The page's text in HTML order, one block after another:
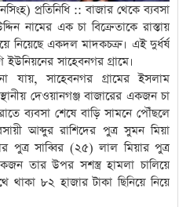
প্রতিনিধি :: বাজার থেকে ব্যবসা
নামের এক চা বিক্রেতাকে রাস্তায়
নিয়েছে একদল মাদকচক্র। এই দুর্ধর্ষ
সাহেবনগর গ্রামে।
যায়, সাহেবনগর গ্রামের ইসলাম
দেওয়ানগঞ্জ বাজারের একজন চা
ব্যবসা শেষে বাড়ি সামনে পৌঁছলে
আব্দুর রাশিদের পুত্র সুমন মিয়া
পুত্র সাব্বির (২৫) লাল মিয়ার পুত্র
তার উপর সশস্ত্র হামলা চালিয়ে
থাকা ৮২ হাজার টাকা ছিনিয়ে নিয়ে